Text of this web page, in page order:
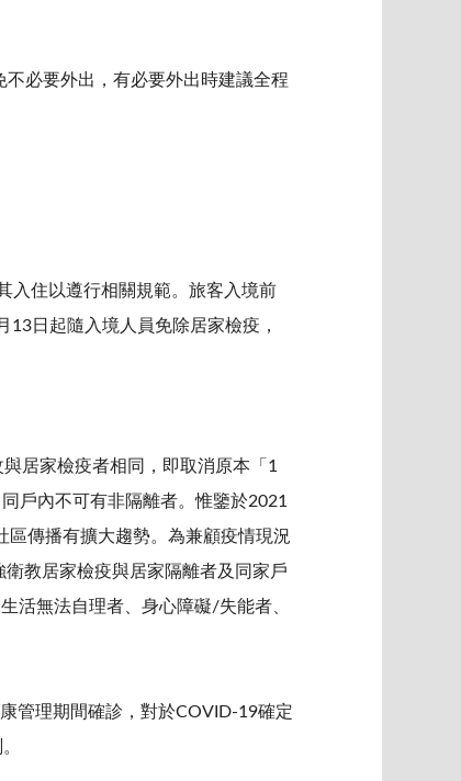
必要外出，有必要外出時建議全程
入住以遵行相關規範。旅客入境前
日起隨入境人員免除居家檢疫，
居家檢疫者相同，即取消原本「1
戶內不可有非隔離者。惟鑒於2021
傳播有擴大趨勢。為兼顧疫情現況
教居家檢疫與居家隔離者及同家戶
活無法自理者、身心障礙/失能者、
管理期間確診，對於COVID-19確定